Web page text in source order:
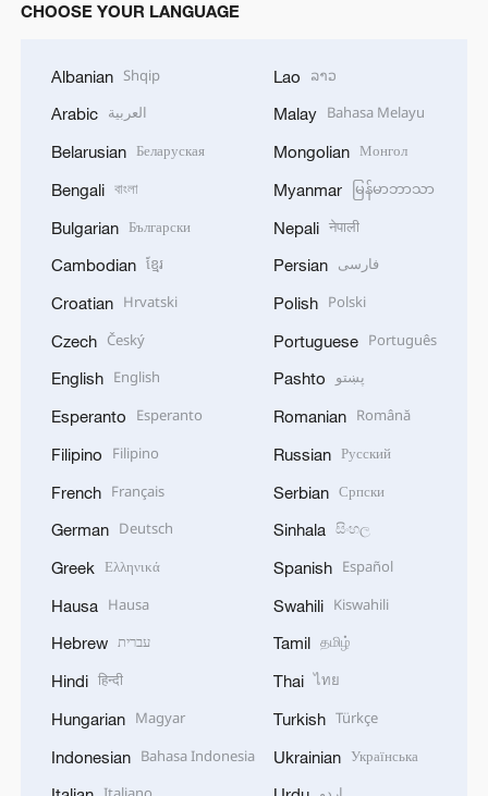
CHOOSE YOUR LANGUAGE
Albanian Shqip
Arabic العربية
Belarusian Беларуская
Bengali বাংলা
Bulgarian Български
Cambodian ខ្មែរ
Croatian Hrvatski
Czech Český
English English
Esperanto Esperanto
Filipino Filipino
French Français
German Deutsch
Greek Ελληνικά
Hausa Hausa
Hebrew עברית
Hindi हिन्दी
Hungarian Magyar
Indonesian Bahasa Indonesia
Lao ລາວ
Malay Bahasa Melayu
Mongolian Монгол
Myanmar မြန်မာဘာသာ
Nepali नेपाली
Persian فارسی
Polish Polski
Portuguese Português
Pashto پښتو
Romanian Română
Russian Русский
Serbian Српски
Sinhala සිංහල
Spanish Español
Swahili Kiswahili
Tamil தமிழ்
Thai ไทย
Turkish Türkçe
Ukrainian Українська